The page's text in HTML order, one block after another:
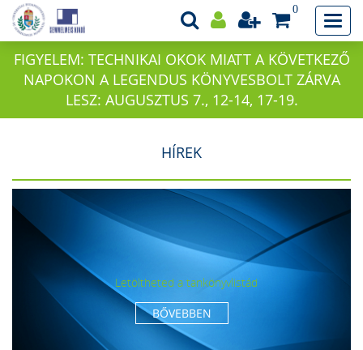
0
FIGYELEM: TECHNIKAI OKOK MIATT A KÖVETKEZŐ
NAPOKON A LEGENDUS KÖNYVESBOLT ZÁRVA
LESZ: AUGUSZTUS 7., 12-14, 17-19.
HÍREK
Letöltheted a tankönyvlistád
BŐVEBBEN